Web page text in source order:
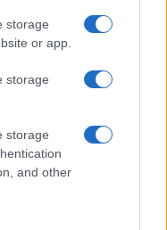
storage
or app.
storage
storage
and other